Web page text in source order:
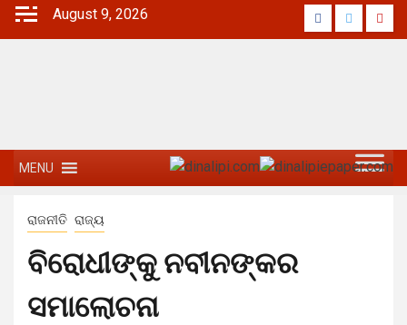
August 9, 2026
MENU
ରାଜନୀତି ରାଜ୍ୟ
ବିରୋଧୀଙ୍କୁ ନବୀନଙ୍କର
ସମାଲୋଚନା